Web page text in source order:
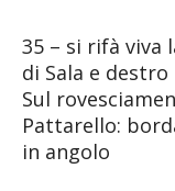
35 – si rifà viva
di Sala e
Sul
Pattarello:
in angolo